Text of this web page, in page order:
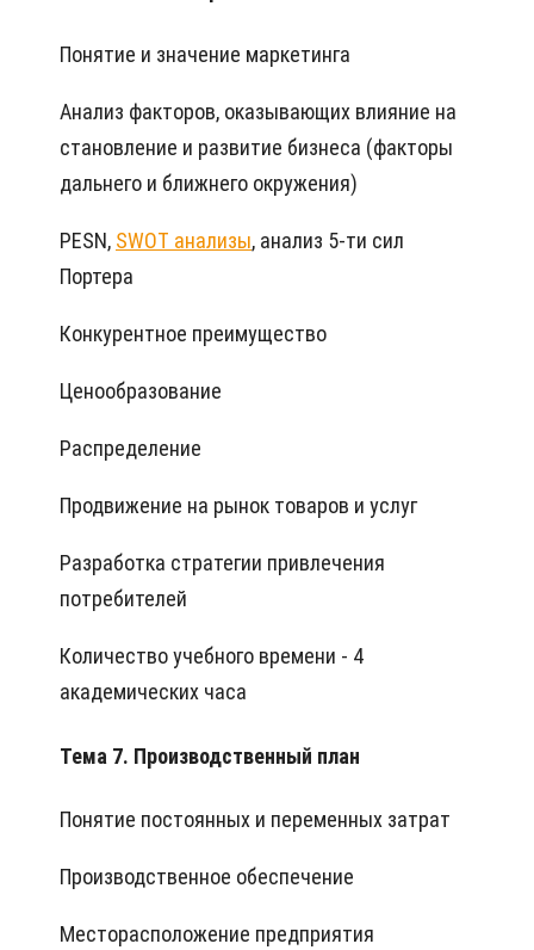
Понятие и значение маркетинга
Анализ факторов, оказывающих влияние на
становление и развитие бизнеса (факторы
дальнего и ближнего окружения)
PESN, SWOT анализы, анализ 5-ти сил
Портера
Конкурентное преимущество
Ценообразование
Распределение
Продвижение на рынок товаров и услуг
Разработка стратегии привлечения
потребителей
Количество учебного времени - 4
академических часа
Тема 7. Производственный план
Понятие постоянных и переменных затрат
Производственное обеспечение
Месторасположение предприятия